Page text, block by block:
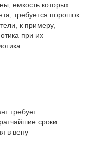
емкость которых
требуется порошок
к примеру,
при их
требует
сроки.
в вену